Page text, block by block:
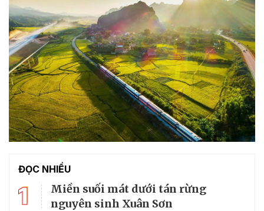
ĐỌC NHIỀU
1
Miền suối mát dưới tán rừng
nguyên sinh Xuân Sơn